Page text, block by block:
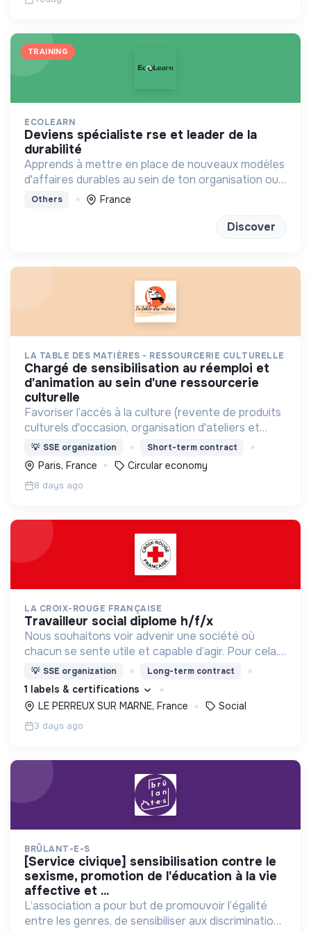
TRAINING
ECOLEARN
deviens spécialiste rse et leader de la
durabilité
Apprends à mettre en place de nouveaux modèles
d'affaires durables au sein de ton organisation ou
chez un client
Others France
Discover
LA TABLE DES MATIÈRES - RESSOURCERIE CULTURELLE
chargé de sensibilisation au réemploi et
d'animation au sein d'une ressourcerie
culturelle
Favoriser l’accès à la culture (revente de produits
culturels d'occasion, organisation d'ateliers et
d'évènements culturels en direction de tout
public), et sensibiliser au réemploi
💡 SSE organization Short-term contract
Paris, France Circular economy
8 days ago
LA CROIX-ROUGE FRANÇAISE
travailleur social diplome h/f/x
Nous souhaitons voir advenir une société où
chacun se sente utile et capable d’agir. Pour cela,
nous proposons des moyens et des lieux
d’engagement innovants et adaptés à tous.
💡 SSE organization Long-term contract
1 labels & certifications
LE PERREUX SUR MARNE, France
Social
3 days ago
BRÛLANT-E-S
[service civique] sensibilisation contre le
sexisme, promotion de l'éducation à la vie
affective et ...
L’association a pour but de promouvoir l’égalité
entre les genres, de sensibiliser aux discriminations